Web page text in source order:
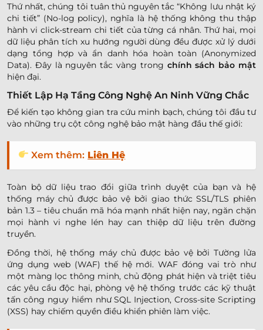
Thứ nhất, chúng tôi tuân thủ nguyên tắc “Không lưu nhật ký
chi tiết” (No-log policy), nghĩa là hệ thống không thu thập
hành vi click-stream chi tiết của từng cá nhân. Thứ hai, mọi
dữ liệu phân tích xu hướng người dùng đều được xử lý dưới
dạng tổng hợp và ẩn danh hóa hoàn toàn (Anonymized
Data). Đây là nguyên tắc vàng trong chính sách bảo mật
hiện đại.
Thiết Lập Hạ Tầng Công Nghệ An Ninh Vững Chắc
Để kiến tạo không gian tra cứu minh bạch, chúng tôi đầu tư
vào những trụ cột công nghệ bảo mật hàng đầu thế giới:
Xem thêm: Liên Hệ
Toàn bộ dữ liệu trao đổi giữa trình duyệt của bạn và hệ
thống máy chủ được bảo vệ bởi giao thức SSL/TLS phiên
bản 1.3 – tiêu chuẩn mã hóa mạnh nhất hiện nay, ngăn chặn
mọi hành vi nghe lén hay can thiệp dữ liệu trên đường
truyền.
Đồng thời, hệ thống máy chủ được bảo vệ bởi Tường lửa
ứng dụng web (WAF) thế hệ mới. WAF đóng vai trò như
một màng lọc thông minh, chủ động phát hiện và triệt tiêu
các yêu cầu độc hại, phòng vệ hệ thống trước các kỹ thuật
tấn công nguy hiểm như SQL Injection, Cross-site Scripting
(XSS) hay chiếm quyền điều khiển phiên làm việc.